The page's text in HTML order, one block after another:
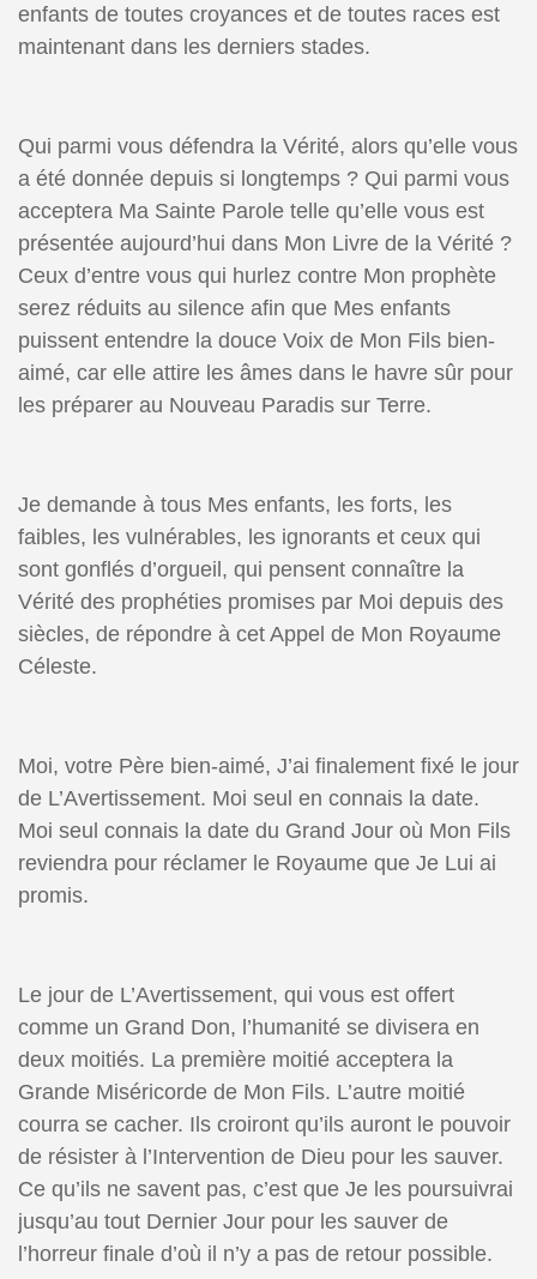
enfants de toutes croyances et de toutes races est
maintenant dans les derniers stades.
Qui parmi vous défendra la Vérité, alors qu’elle vous
a été donnée depuis si longtemps ? Qui parmi vous
acceptera Ma Sainte Parole telle qu’elle vous est
présentée aujourd’hui dans Mon Livre de la Vérité ?
Ceux d’entre vous qui hurlez contre Mon prophète
serez réduits au silence afin que Mes enfants
puissent entendre la douce Voix de Mon Fils bien-
aimé, car elle attire les âmes dans le havre sûr pour
les préparer au Nouveau Paradis sur Terre.
Je demande à tous Mes enfants, les forts, les
faibles, les vulnérables, les ignorants et ceux qui
sont gonflés d’orgueil, qui pensent connaître la
Vérité des prophéties promises par Moi depuis des
siècles, de répondre à cet Appel de Mon Royaume
Céleste.
Moi, votre Père bien-aimé, J’ai finalement fixé le jour
de L’Avertissement. Moi seul en connais la date.
Moi seul connais la date du Grand Jour où Mon Fils
reviendra pour réclamer le Royaume que Je Lui ai
promis.
Le jour de L’Avertissement, qui vous est offert
comme un Grand Don, l’humanité se divisera en
deux moitiés. La première moitié acceptera la
Grande Miséricorde de Mon Fils. L’autre moitié
courra se cacher. Ils croiront qu’ils auront le pouvoir
de résister à l’Intervention de Dieu pour les sauver.
Ce qu’ils ne savent pas, c’est que Je les poursuivrai
jusqu’au tout Dernier Jour pour les sauver de
l’horreur finale d’où il n’y a pas de retour possible.